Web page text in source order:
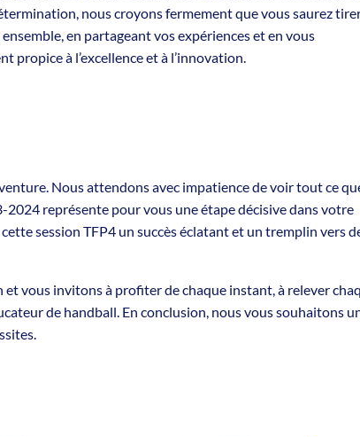
nous croyons fermement que vous saurez
en partageant vos expériences et en vous
à l’excellence et à l’innovation.
Nous attendons avec impatience de voir tout ce
représente pour vous une étape décisive dans votre
session TFP4 un succès éclatant et un tremplin vers
vous invitons à profiter de chaque instant, à relever
de handball. En conclusion, nous vous souhaitons